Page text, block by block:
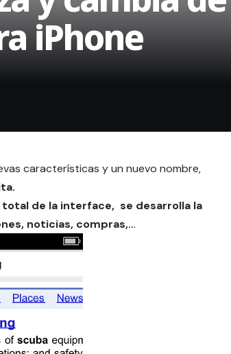
iPhone
características y un nuevo nombre,
de la interface, se desarrolla la
noticias, compras,...